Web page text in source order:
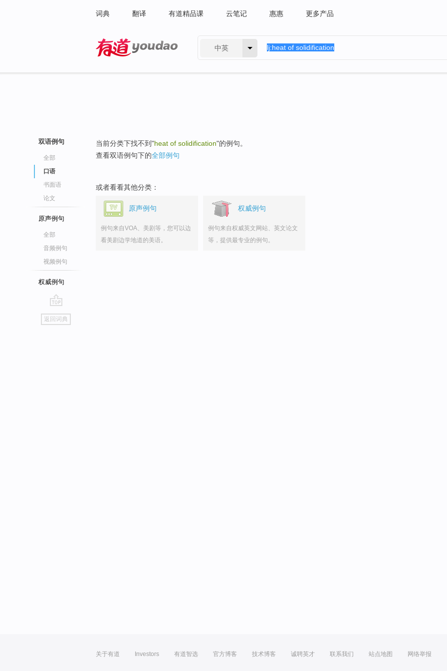
词典 翻译 有道精品课 云笔记 惠惠 更多产品
中英
双语例句
全部
口语
书面语
论文
原声例句
全部
音频例句
视频例句
权威例句
go
top
返回词典
当前分类下找不到"heat of solidification"的例句。
查看双语例句下的全部例句
或者看看其他分类：
原声例句
例句来自VOA、美剧等，您可以边
看美剧边学地道的美语。
权威例句
例句来自权威英文网站、英文论文
等，提供最专业的例句。
关于有道 Investors 有道智选 官方博客 技术博客 诚聘英才 联系我们 站点地图 网络举报